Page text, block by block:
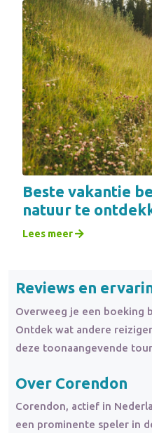
Beste vakantie
natuur te
Lees meer
Reviews en
Overweeg je een boeking
Ontdek wat andere
deze toonaangevende
Over Corendon
Corendon, actief in
een prominente speler in